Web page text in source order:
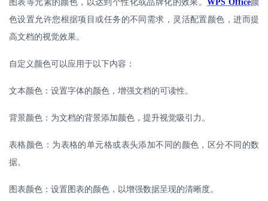
图表等元素的颜色，以达到个性化或品牌化的效果。WPS Office颜
色设置允许您根据项目或任务的不同需求，灵活配置颜色，进而提
高文档的视觉效果。
自定义颜色可以应用于以下内容：
文本颜色：设置字体的颜色，增强文档的可读性。
背景颜色：为文档的背景添加颜色，提升视觉吸引力。
表格颜色：为表格的单元格或表头添加不同的颜色，区分不同的数
据。
图表颜色：设置图表的颜色，以增强数据呈现的清晰度。